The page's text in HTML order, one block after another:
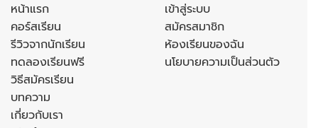
หน้าแรก
คอร์สเรียน
รีวิวจากนักเรียน
ทดลองเรียนฟรี
วิธีสมัครเรียน
บทความ
เกี่ยวกับเรา
เข้าสู่ระบบ
สมัครสมาชิก
ห้องเรียนของฉัน
นโยบายความเป็นส่วนตัว